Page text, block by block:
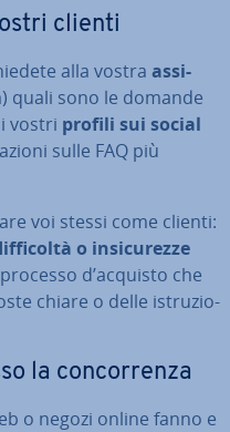
clienti
alla vostra as­si­
quali sono le domande
vostri profili sui social
sulle FAQ più
voi stessi come clienti:
o in­si­cu­rez­ze
d’acquisto che
chiare o delle istru­zio­
la con­cor­ren­za
o negozi online fanno e